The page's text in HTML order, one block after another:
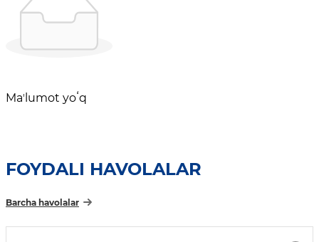
Maʼlumot yoʻq
FOYDALI HAVOLALAR
Barcha havolalar